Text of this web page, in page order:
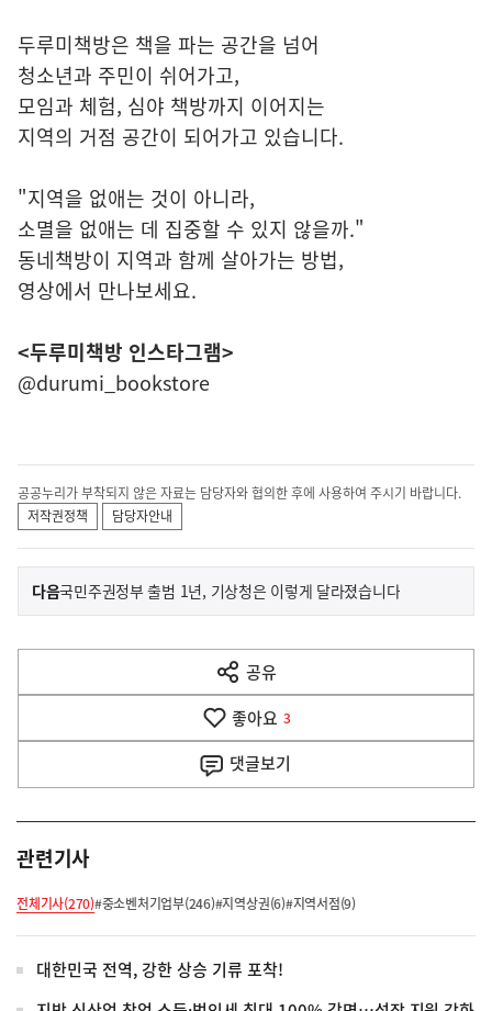
두루미책방은 책을 파는 공간을 넘어
청소년과 주민이 쉬어가고,
모임과 체험, 심야 책방까지 이어지는
지역의 거점 공간이 되어가고 있습니다.
"지역을 없애는 것이 아니라,
소멸을 없애는 데 집중할 수 있지 않을까."
동네책방이 지역과 함께 살아가는 방법,
영상에서 만나보세요.
<두루미책방 인스타그램>
@durumi_bookstore
공공누리가 부착되지 않은 자료는 담당자와 협의한 후에 사용하여 주시기 바랍니다.
저작권정책
담당자안내
이
전
다
음
다음기
사
국민주권정부 출범 1년, 기상청은 이렇게 달라졌습니다
공유
열
기
좋아요 3
댓글보기
관련기사
전체기사(270)#중소벤처기업부(246)#지역상권(6)#지역서점(9)
대한민국 전역, 강한 상승 기류 포착!